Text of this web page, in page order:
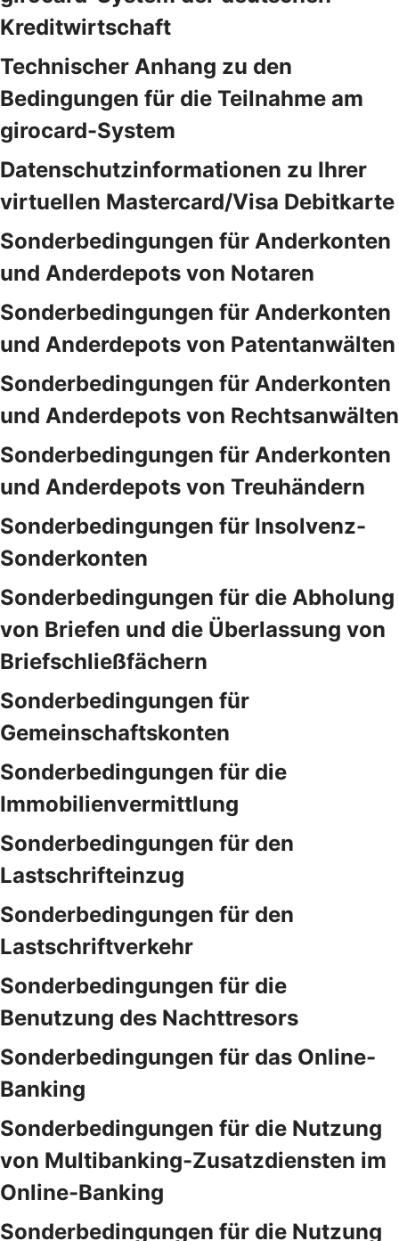
Kreditwirtschaft
Technischer Anhang zu den
Bedingungen für die Teilnahme am
girocard-System
Datenschutzinformationen zu Ihrer
virtuellen Mastercard/Visa Debitkarte
Sonderbedingungen für Anderkonten
und Anderdepots von Notaren
Sonderbedingungen für Anderkonten
und Anderdepots von Patentanwälten
Sonderbedingungen für Anderkonten
und Anderdepots von Rechtsanwälten
Sonderbedingungen für Anderkonten
und Anderdepots von Treuhändern
Sonderbedingungen für Insolvenz-
Sonderkonten
Sonderbedingungen für die Abholung
von Briefen und die Überlassung von
Briefschließfächern
Sonderbedingungen für
Gemeinschaftskonten
Sonderbedingungen für die
Immobilienvermittlung
Sonderbedingungen für den
Lastschrifteinzug
Sonderbedingungen für den
Lastschriftverkehr
Sonderbedingungen für die
Benutzung des Nachttresors
Sonderbedingungen für das Online-
Banking
Sonderbedingungen für die Nutzung
von Multibanking-Zusatzdiensten im
Online-Banking
Sonderbedingungen für die Nutzung